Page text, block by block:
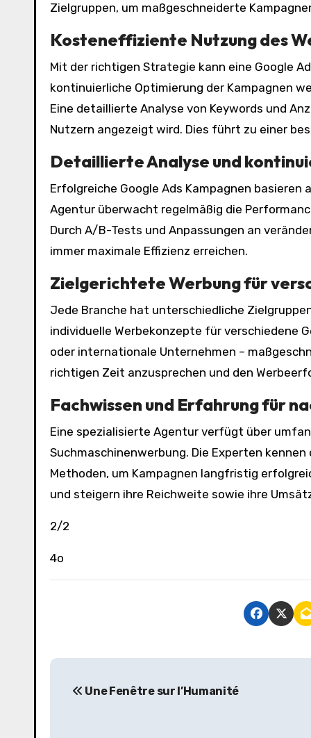
Zielgruppen, um maßgeschneiderte
Kosteneffiziente Nutzung des
Mit der richtigen Strategie kann eine Google
kontinuierliche Optimierung der Kampagnen
Eine detaillierte Analyse von Keywords und
Nutzern angezeigt wird. Dies führt zu einer
Detaillierte Analyse und
Erfolgreiche Google Ads Kampagnen
Agentur überwacht regelmäßig die
Durch A/B-Tests und Anpassungen an
immer maximale Effizienz erreichen.
Zielgerichtete Werbung für
Jede Branche hat unterschiedliche
individuelle Werbekonzepte für verschiedene
oder internationale Unternehmen –
richtigen Zeit anzusprechen und den
Fachwissen und Erfahrung für
Eine spezialisierte Agentur verfügt über
Suchmaschinenwerbung. Die Experten
Methoden, um Kampagnen langfristig
und steigern ihre Reichweite sowie ihre
2/2
4o
P
Une Fenêtre sur l’Humanité